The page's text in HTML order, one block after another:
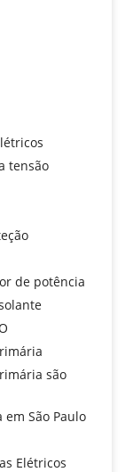
tensão
de potência
são
São Paulo
Elétricos